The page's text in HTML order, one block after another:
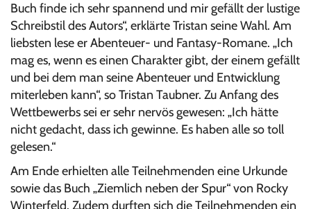
Buch finde ich sehr spannend und mir gefällt der lustige
Schreibstil des Autors“, erklärte Tristan seine Wahl. Am
liebsten lese er Abenteuer- und Fantasy-Romane. „Ich
mag es, wenn es einen Charakter gibt, der einem gefällt
und bei dem man seine Abenteuer und Entwicklung
miterleben kann“, so Tristan Taubner. Zu Anfang des
Wettbewerbs sei er sehr nervös gewesen: „Ich hätte
nicht gedacht, dass ich gewinne. Es haben alle so toll
gelesen.“
Am Ende erhielten alle Teilnehmenden eine Urkunde
sowie das Buch „Ziemlich neben der Spur“ von Rocky
Winterfeld. Zudem durften sich die Teilnehmenden ein